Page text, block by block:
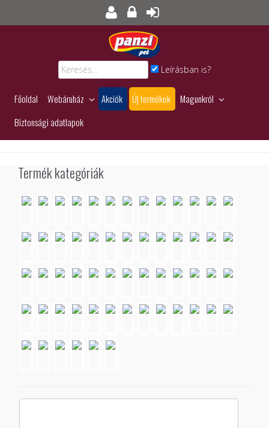
Leírásban is?
Főoldal Webáruház Akciók Új termékek
Magunkról
Biztonsági adatlapok
Termék kategóriák